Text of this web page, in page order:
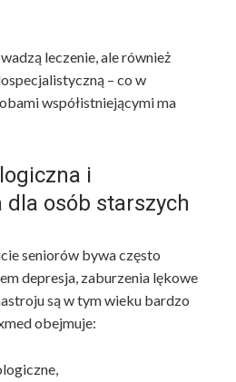
leczenie, ale również
– co w
współistniejącymi ma
i
dla osób starszych
seniorów bywa często
depresja, zaburzenia lękowe
są w tym wieku bardzo
obejmuje: